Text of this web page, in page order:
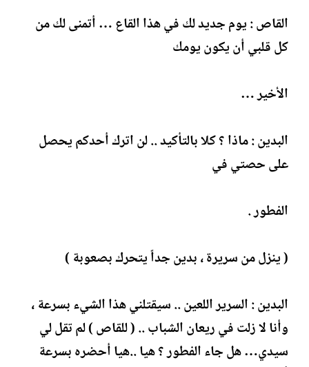
القاص : يوم جديد لك في هذا القاع … أتمنى لك من
كل قلبي أن يكون يومك
الأخير …
البدين : ماذا ؟ كلا بالتأكيد .. لن اترك أحدكم يحصل
على حصتي في
الفطور .
( ينزل من سريرة ، بدين جداً يتحرك بصعوبة )
البدين : السرير اللعين .. سيقتلني هذا الشيء بسرعة ،
وأنا لا زلت في ريعان الشباب .. ( للقاص ) لم تقل لي
سيدي… هل جاء الفطور ؟ هيا ..هيا أحضره بسرعة